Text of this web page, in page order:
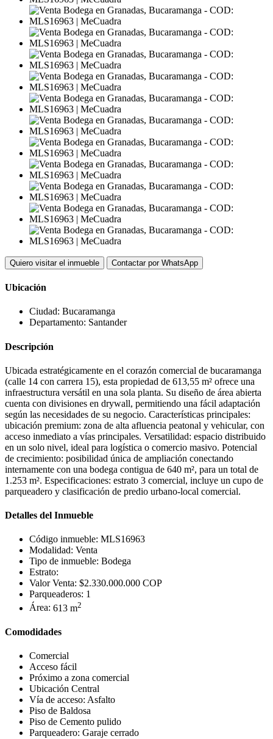
Quiero visitar el inmueble Contactar por WhatsApp
Ubicación
Ciudad: Bucaramanga
Departamento: Santander
Descripción
Ubicada estratégicamente en el corazón comercial de bucaramanga
(calle 14 con carrera 15), esta propiedad de 613,55 m² ofrece una
infraestructura versátil en una sola planta. Su diseño de área abierta
cuenta con divisiones en drywall, permitiendo una fácil adaptación
según las necesidades de su negocio. Características principales:
ubicación premium: zona de alta afluencia peatonal y vehicular, con
acceso inmediato a vías principales. Versatilidad: espacio distribuido
en un solo nivel, ideal para logística o comercio masivo. Potencial
de crecimiento: posibilidad única de ampliación conectando
internamente con una bodega contigua de 640 m², para un total de
1.253 m². Especificaciones: estrato 3 comercial, incluye un cupo de
parqueadero y clasificación de predio urbano-local comercial.
Detalles del Inmueble
Código inmueble: MLS16963
Modalidad: Venta
Tipo de inmueble: Bodega
Estrato:
Valor Venta: $2.330.000.000 COP
Parqueaderos: 1
Área: 613 m2
Comodidades
Comercial
Acceso fácil
Próximo a zona comercial
Ubicación Central
Vía de acceso: Asfalto
Piso de Baldosa
Piso de Cemento pulido
Parqueadero: Garaje cerrado